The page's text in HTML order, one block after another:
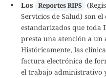
Los Reportes RIPS
Servicios de Salud) son
estandarizados que toda
presta una atención a un
Históricamente, las
factura electrónica de
el trabajo administrativo